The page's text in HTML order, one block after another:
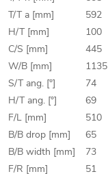
T/T a [mm]
592
H/T [mm]
100
C/S [mm]
445
W/B [mm]
1135
S/T ang. [°]
74
H/T ang. [°]
69
F/L [mm]
510
B/B drop [mm]
65
B/B width [mm]
73
F/R [mm]
51